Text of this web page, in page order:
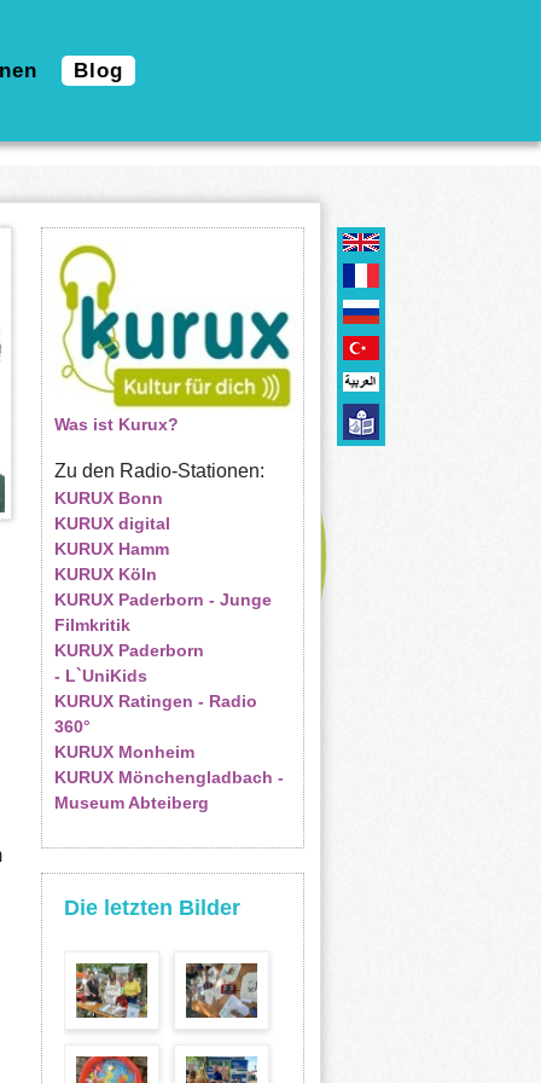
Blog
Was ist Kurux?
Zu den Radio-Stationen:
KURUX Bonn
KURUX digital
KURUX Hamm
KURUX Köln
KURUX Paderborn - Junge
Filmkritik
KURUX Paderborn
- L`UniKids
KURUX Ratingen - Radio
360°
KURUX Monheim
KURUX Mönchengladbach -
Museum Abteiberg
Die letzten Bilder